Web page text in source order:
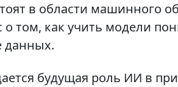
в области машинного
том, как учить модели
данных.
будущая роль ИИ в